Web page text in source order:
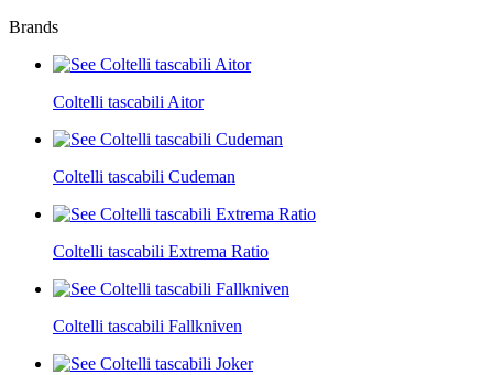
Brands
Coltelli tascabili Aitor
Coltelli tascabili Cudeman
Coltelli tascabili Extrema Ratio
Coltelli tascabili Fallkniven